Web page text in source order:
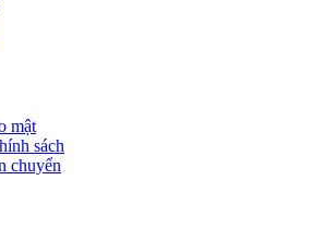
mật
sách
chuyển